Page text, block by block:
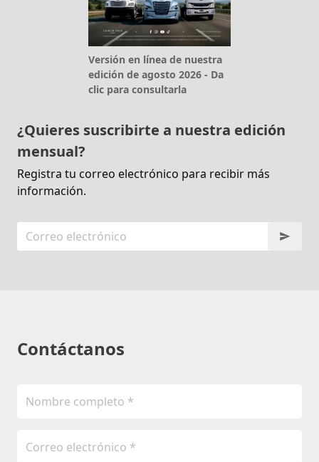
Versión en línea de nuestra
edición de agosto 2026 - Da
clic para consultarla
¿Quieres suscribirte a nuestra edición
mensual?
Registra tu correo electrónico para recibir más
información.
Contáctanos